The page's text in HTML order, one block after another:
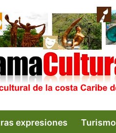
expresiones Turismo